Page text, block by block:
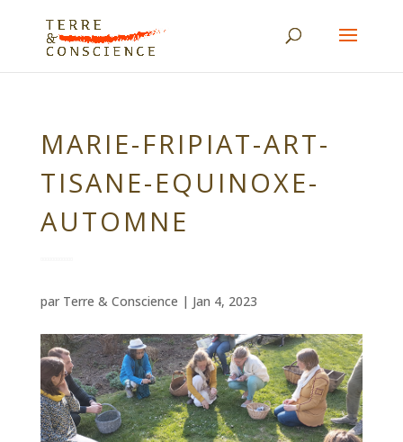
MARIE-FRIPIAT-ART-
TISANE-EQUINOXE-
AUTOMNE
par Terre & Conscience | Jan 4, 2023